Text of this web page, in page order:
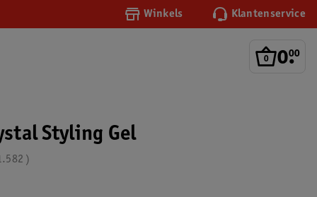
Winkels Klantenservice
0.
00
Styling Gel